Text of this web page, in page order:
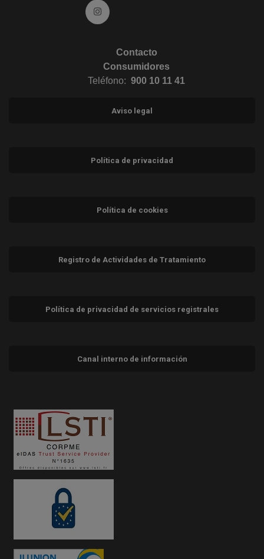
Ir a Instagram (abre en ventana nueva)
Contacto
Consumidores
Teléfono: 900 10 11 41
Aviso legal
Política de privacidad
Política de cookies
Registro de Actividades de Tratamiento
Política de privacidad de servicios registrales
Canal interno de información